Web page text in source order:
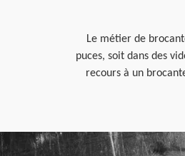
Le métier de
puces, soit dans des
recours à un